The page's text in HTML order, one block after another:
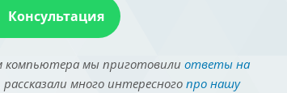
Консультация
компьютера мы приготовили ответы на
рассказали много интересного про нашу